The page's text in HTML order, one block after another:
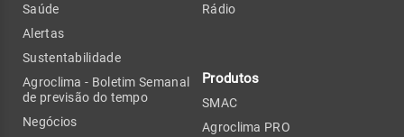
Saúde
Alertas
Sustentabilidade
Agroclima - Boletim Semanal
de previsão do tempo
Negócios
Rádio
Produtos
SMAC
Agroclima PRO